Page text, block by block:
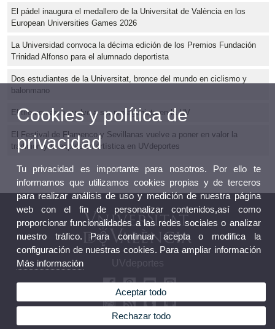
El pádel inaugura el medallero de la Universitat de València en los
European Universities Games 2026
La Universidad convoca la décima edición de los Premios Fundación
Trinidad Alfonso para el alumnado deportista
Dos estudiantes de la Universitat, bronce del mundo en ciclismo y
balonmano
El tiro con arco vuelve a ser protagonista en la UV
El Festival de Flamenco y Sevillanas vuelve a poner en valor la
tradición y la expresión artística en UVdeportes
UVdeportes
Cookies y política de
privacidad
Tu privacidad es importante para nosotros. Por ello te
informamos que utilizamos cookies propias y de terceros
para realizar análisis de uso y medición de nuestra página
web con el fin de personalizar contenidos,así como
proporcionar funcionalidades a las redes sociales o analizar
nuestro tráfico. Para continuar acepta o modifica la
configuración de nuestras cookies. Para ampliar información
Más información
Aceptar todo
Rechazar todo